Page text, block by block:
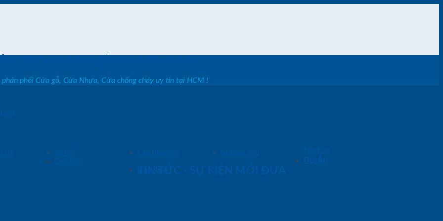
Sàn gỗ Cầu thang gỗ
Giường ngủ
Cửa kính
Dự Án
Báo Giá
phân phối Cửa gỗ, Cửa Nhựa, Cửa chống cháy uy tín tại HCM !
Next
→
TIN TỨC - SỰ KIỆN MỚI ĐƯA